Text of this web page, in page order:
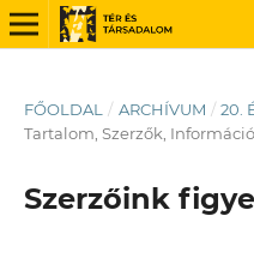
FŐOLDAL / ARCHÍVUM / 20.
Tartalom, Szerzők,
Szerzőink